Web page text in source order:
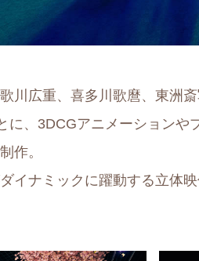
川広重、喜多川歌麿、東洲
に、3DCGアニメーションや
作。
イナミックに躍動する立体